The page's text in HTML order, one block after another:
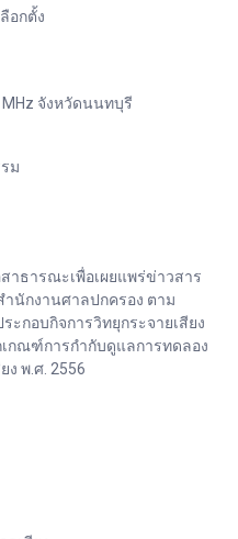
อกตั้ง
MHz จังหวัดนนทบุรี
ม
าธารณะเพื่อเผยแพร่ข่าวสาร
ำนักงานศาลปกครอง ตาม
ะกอบกิจการวิทยุกระจายเสียง
เกณฑ์การกำกับดูแลการทดลอง
ง พ.ศ. 2556